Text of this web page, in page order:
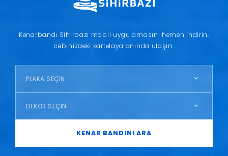
Kenarbandı Sihirbazı mobil uygulamasını hemen indirin,
cebinizdeki kartelaya anında ulaşın.
PLAKA SEÇİN
DEKOR SEÇİN
KENAR BANDINI ARA